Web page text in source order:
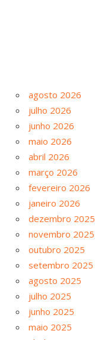
agosto 2026
julho 2026
junho 2026
maio 2026
abril 2026
março 2026
fevereiro 2026
janeiro 2026
dezembro 2025
novembro 2025
outubro 2025
setembro 2025
agosto 2025
julho 2025
junho 2025
maio 2025